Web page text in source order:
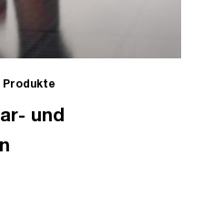
Produkte
und